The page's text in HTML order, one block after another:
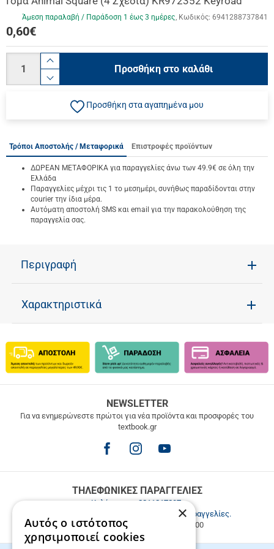
Άμεση παραλαβή / Παράδoση 1 έως 3 ημέρες Κωδικός: 6941288737841
0,60€
product.increase.quantity
product.decrease.quantity
Προσθήκη στο καλάθι
Προσθήκη στα αγαπημένα μου
Τρόποι Αποστολής / Μεταφορικά Επιστροφές προϊόντων
ΔΩΡΕΑΝ ΜΕΤΑΦΟΡΙΚΑ για παραγγελίες άνω των 49.9€ σε όλη την
Ελλάδα
Παραγγελίες μέχρι τις 1 το μεσημέρι, συνήθως παραδίδονται στην
courier την ίδια μέρα.
Αυτόματη αποστολή SMS και email για την παρακολούθηση της
παραγγελία σας.
Περιγραφή
Χαρακτηριστικά
ΜΕΤΑΦΟΡΙΚΑ
άνω
NEWSLETTER
Για να ενημερώνεστε πρώτοι για νέα προϊόντα και προσφορές του
textbook.gr
ΤΗΛΕΦΩΝΙΚΕΣ ΠΑΡΑΓΓΕΛΙΕΣ
Καλέστε μας2811217297.
Εξυπηρέτηση πελατών & τηλεφωνικές παραγγελίες.
Δευ. - Παρ. 9:00-17:00, Σάβ. 9:00-15:00
×
Αυτός ο ιστότοπος
χρησιμοποιεί cookies